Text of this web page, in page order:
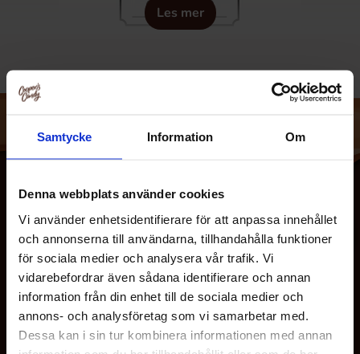
Samtycke Information Om
Denna webbplats använder cookies
Vi använder enhetsidentifierare för att anpassa innehållet
och annonserna till användarna, tillhandahålla funktioner
för sociala medier och analysera vår trafik. Vi
vidarebefordrar även sådana identifierare och annan
information från din enhet till de sociala medier och
annons- och analysföretag som vi samarbetar med.
Dessa kan i sin tur kombinera informationen med annan
Les mer
OM OSS